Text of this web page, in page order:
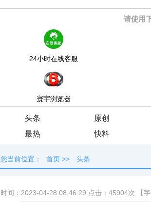
请使用
24小时在线客服
寰宇浏览器
头条 原创
最热
快料
您当前位置： 首页 >> 头条
时间：2023-04-28 08:46:29 点击： 45904次 【